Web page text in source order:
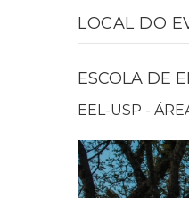
LOCAL DO
ESCOLA DE
EEL-USP -